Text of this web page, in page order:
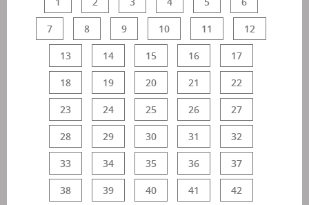
7 8 9 10 11 12
13 14 15 16 17
18 19 20 21 22
23 24 25 26 27
28 29 30 31 32
33 34 35 36 37
38 39 40 41 42